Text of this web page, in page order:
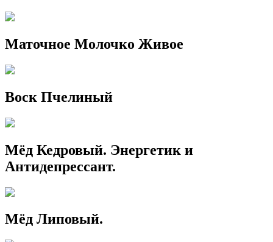
Маточное Молочко Живое
Воск Пчелиный
Мёд Кедровый. Энергетик и
Антидепрессант.
Мёд Липовый.